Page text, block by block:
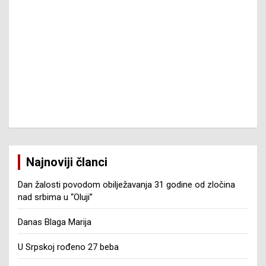
Najnoviji članci
Dan žalosti povodom obilježavanja 31 godine od zločina
nad srbima u “Oluji”
Danas Blaga Marija
U Srpskoj rođeno 27 beba